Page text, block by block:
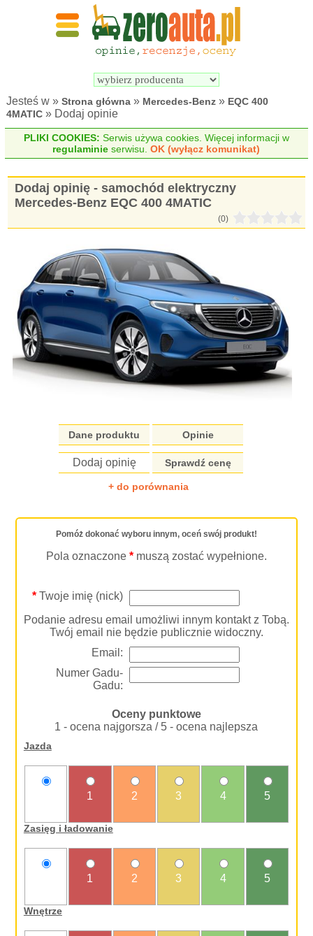
Wyszukiwarka
elektrycznych
Jesteś w »Strona główna » Mercedes-Benz » EQC 400
4MATIC » Dodaj opinie
PLIKI COOKIES: Serwis używa cookies. Więcej informacji w
regulaminie serwisu.OK (wyłącz komunikat)
Dodaj opinię - samochód elektryczny
Mercedes-Benz EQC 400 4MATIC
(0)
Dane produktu Opinie
Dodaj opinię Sprawdź cenę
+ do porównania
Pomóż dokonać wyboru innym, oceń swój produkt!
Pola oznaczone * muszą zostać wypełnione.
*Twoje imię (nick)
Podanie adresu email umożliwi innym kontakt z Tobą.
Twój email nie będzie publicznie widoczny.
Email:
Numer Gadu-
Gadu:
Oceny punktowe
1 - ocena najgorsza / 5 - ocena najlepsza
Jazda
1 2 3 4 5
Zasięg i ładowanie
1 2 3 4 5
Wnętrze